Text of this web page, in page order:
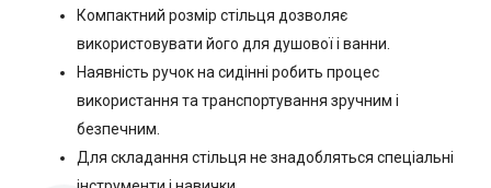
Компактний розмір стільця дозволяє
використовувати його для душової і ванни.
Наявність ручок на сидінні робить процес
використання та транспортування зручним і
безпечним.
Для складання стільця не знадобляться спеціальні